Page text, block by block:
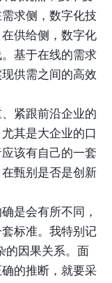
求侧，数字化技
供给侧，数字化
基于在线的需求
供需之间的高效
紧跟前沿企业的
其是大企业的口
该有自己的一套
甄别是否是创新
是会有所不同，
标准。我特别记
的因果关系。面
的推断，就要采